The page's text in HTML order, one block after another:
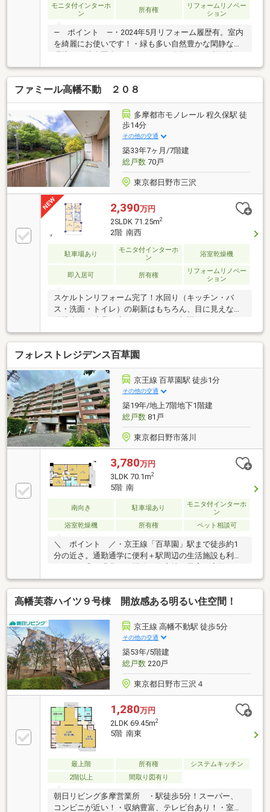
モニタ付インターホ
ン
所有権
リフォームリノベー
ション
― ポイント ―・2024年5月リフォーム履歴有。室内
を綺麗にお使いです！・緑も多い自然豊かな閑静な住
良い立地！・約8帖の広めな洋室×収納付の約6帖の洋
室・広々とした約30平米超えのルーフバルコニー付！
高台から見る眺望良好！◆リフォーム履歴◆2024年5
月・インターホン交換・トイレ交換（ウォシュレット
付）・一部クロス張替・洗濯防水パン交換 ・ハウス
クリーニング など▼周辺環境▼・Fuji百草園店 約
210ｍ・業務スーパー 約230ｍ・京王百草園 約270
ｍ・市川本北方郵便局 約390ｍ
ファミール高幡不動 ２０８
多摩都市モノレール 程久保駅 徒
歩14分
その他の交通
築33年7ヶ月/7階建
総戸数70戸
東京都日野市三沢
2,390万円
2SLDK 71.25m2
2階 南西
駐車場あり
モニタ付インターホ
ン
浴室乾燥機
即入居可 所有権
リフォームリノベー
ション
スケルトンリフォーム完了！水回り（キッチン・バ
ス・洗面・トイレ）の刷新はもちろん、目に見えない
1台新設済みです。都心アクセス良好×緑豊かな住環境
京王線特急利用で「新宿」駅まで直通33分。利便性を
手に入れつつ、バルコニーからは美しい木々が広が
り、日当たりも良好な癒しのロケーションです。ライ
フスタイルに寄り添う「2LDK+S」約13.5帖のLDKは、
隣接する洋室の間仕切りを開放することで、広々とし
た大空間リビングとしても活躍。大切なペットと一緒
に暮らせる（細則あり）子犬や猫と一緒に、のびのび
と心地よい時間を過ごせるマンションです。
フォレストレジデンス百草園
京王線 百草園駅 徒歩1分
その他の交通
築19年/地上7階地下1階建
総戸数81戸
東京都日野市落川
3,780万円
3LDK 70.1m2
5階 南
南向き 駐車場あり
モニタ付インターホ
ン
浴室乾燥機
所有権 ペット相談可
＼ ポイント ／・京王線「百草園」駅まで徒歩約1
分の近さ。通勤通学に便利＋駅周辺の生活施設も利用
しやすい◎・緑豊かな閑静な住宅地は子育て家族にぴ
ったり！・大切なペットと過ごせるペット飼育可マン
ション（細則有）・ご家族みんながゆったりくつろげ
る広々リビング・リビングが見渡せる対面式の収納豊
富なキッチン♪・追炊き機能・浴室換気乾燥機の付い
たバスルーム・全居室収納スペース付で広々住空
間！・エントランスにはオートロック付。セキュリテ
ィ面でも安心◎・お部屋までの移動に便利なエレベー
ター付！・不在時でも荷物の受取りが出来る宅配ボッ
クス付
高幡芙蓉ハイツ９号棟 開放感ある明るい住空間！
京王線 高幡不動駅 徒歩5分
その他の交通
築53年/5階建
総戸数220戸
東京都日野市三沢４
1,280万円
2LDK 69.45m2
5階 南東
最上階 所有権
システムキッチン
2階以上
間取り図有り
朝日リビング多摩営業所 ・駅徒歩5分！スーパー、
コンビニが近い！・収納豊富、テレビ台あり！・室内